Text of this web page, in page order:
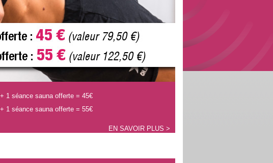
1 séance sauna offerte = 45€
1 séance sauna offerte = 55€
EN SAVOIR PLUS >